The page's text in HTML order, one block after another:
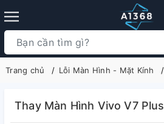
Trang chủ Lỗi Màn Hình - Mặt Kính
Thay Màn Hình Vivo V7 Plus